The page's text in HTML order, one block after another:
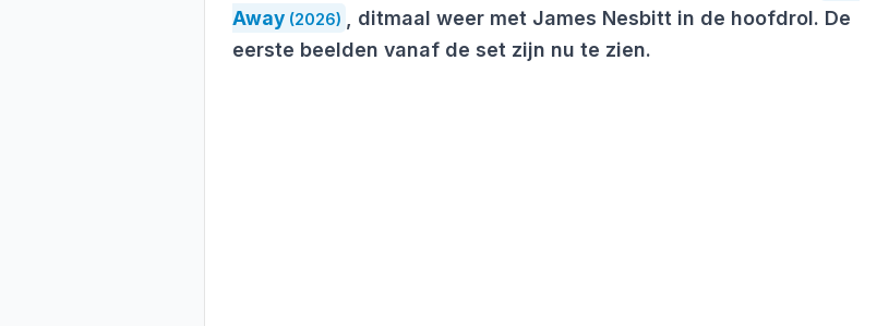
Away (2026)
, ditmaal weer met James Nesbitt in de hoofdrol. De
eerste beelden vanaf de set zijn nu te zien.